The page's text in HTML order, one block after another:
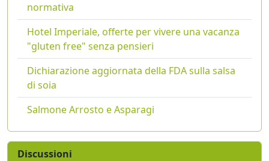
normativa
Hotel Imperiale, offerte per vivere una vacanza
"gluten free" senza pensieri
Dichiarazione aggiornata della FDA sulla salsa
di soia
Salmone Arrosto e Asparagi
Discussioni